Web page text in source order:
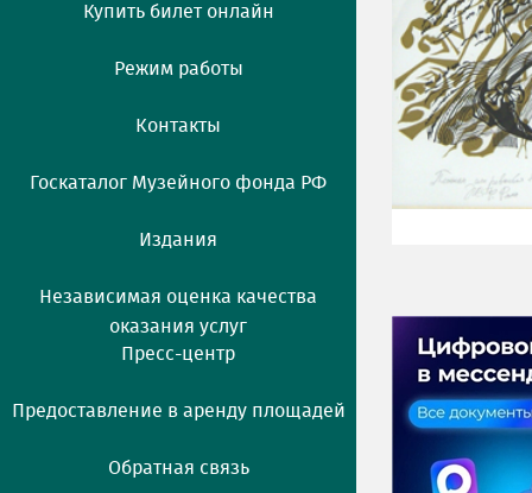
Купить билет онлайн
Режим работы
Контакты
Госкаталог Музейного фонда РФ
Издания
Независимая оценка качества
оказания услуг
Пресс-центр
Предоставление в аренду площадей
Обратная связь